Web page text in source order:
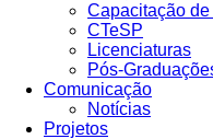
Capacitação
CTeSP
Licenciaturas
Pós-
Comunicação
Notícias
Projetos